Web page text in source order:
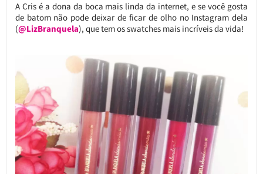
A Cris é a dona da boca mais linda da internet, e se você gosta
de batom não pode deixar de ficar de olho no Instagram dela
(@LizBranquela), que tem os swatches mais incríveis da vida!